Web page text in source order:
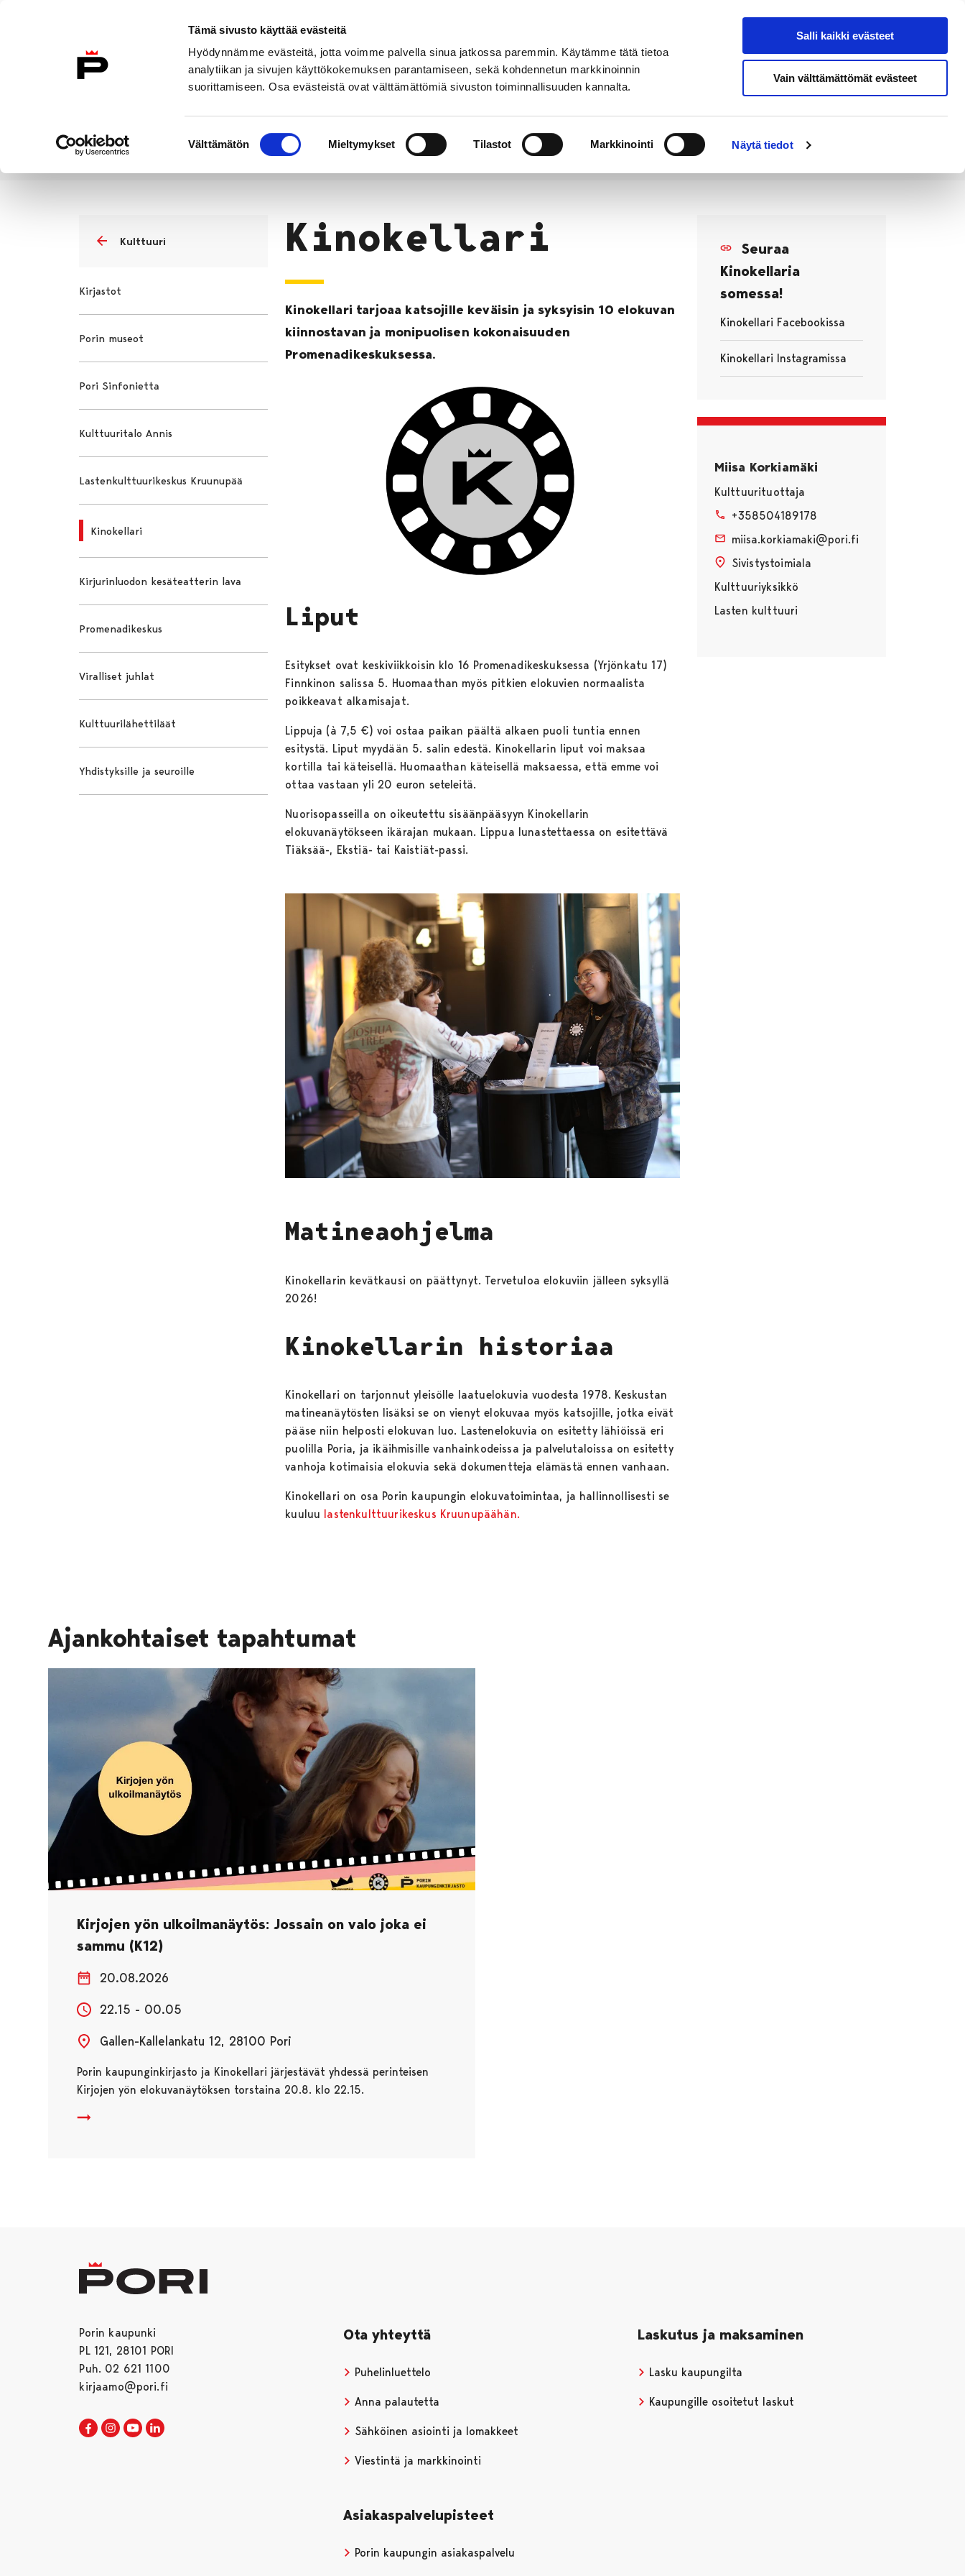
Tämä sivusto käyttää evästeitä
Hyödynnämme evästeitä, jotta voimme palvella sinua jatkossa paremmin. Käytämme tätä tietoa
analytiikan ja sivujen käyttökokemuksen parantamiseen, sekä kohdennetun markkinoinnin
suorittamiseen. Osa evästeistä ovat välttämättömiä sivuston toiminnallisuuden kannalta.
valinta
Välttämätön Mieltymykset Tilastot Markkinointi Näytä tiedot
Salli kaikki evästeet
Vain välttämättömät evästeet
Etusivulle
Hae sivustolta
Etusivu
Kulttuuri
Kirjastot
Porin museot
Pori Sinfonietta
Kulttuuritalo Annis
Lastenkulttuurikeskus Kruunupää
Kinokellari
Kirjurinluodon kesäteatterin lava
Promenadikeskus
Viralliset juhlat
Kulttuurilähettiläät
Yhdistyksille ja seuroille
Kinokellari
Kinokellari tarjoaa katsojille keväisin ja syksyisin 10 elokuvan
kiinnostavan ja monipuolisen kokonaisuuden
Promenadikeskuksessa.
Liput
Esitykset ovat keskiviikkoisin klo 16 Promenadikeskuksessa (Yrjönkatu 17)
Finnkinon salissa 5. Huomaathan myös pitkien elokuvien normaalista
poikkeavat alkamisajat.
Lippuja (à 7,5 €) voi ostaa paikan päältä alkaen puoli tuntia ennen
esitystä. Liput myydään 5. salin edestä. Kinokellarin liput voi maksaa
kortilla tai käteisellä. Huomaathan käteisellä maksaessa, että emme voi
ottaa vastaan yli 20 euron seteleitä.
Nuorisopasseilla on oikeutettu sisäänpääsyyn Kinokellarin
elokuvanäytökseen ikärajan mukaan. Lippua lunastettaessa on esitettävä
Tiäksää-, Ekstiä- tai Kaistiät-passi.
Matineaohjelma
Kinokellarin kevätkausi on päättynyt. Tervetuloa elokuviin jälleen syksyllä
2026!
Kinokellarin historiaa
Kinokellari on tarjonnut yleisölle laatuelokuvia vuodesta 1978. Keskustan
matineanäytösten lisäksi se on vienyt elokuvaa myös katsojille, jotka eivät
pääse niin helposti elokuvan luo. Lastenelokuvia on esitetty lähiöissä eri
puolilla Poria, ja ikäihmisille vanhainkodeissa ja palvelutaloissa on esitetty
vanhoja kotimaisia elokuvia sekä dokumentteja elämästä ennen vanhaan.
Kinokellari on osa Porin kaupungin elokuvatoimintaa, ja hallinnollisesti se
kuuluu lastenkulttuurikeskus Kruunupäähän.
Seuraa
Kinokellaria
somessa!
Kinokellari Facebookissa
Avautuu uudessa välilehdessä
Kinokellari Instagramissa
Avautuu uudessa välilehdessä
Miisa Korkiamäki
Kulttuurituottaja
+358504189178
miisa.korkiamaki@pori.fi
Sivistystoimiala
Kulttuuriyksikkö
Lasten kulttuuri
Ajankohtaiset tapahtumat
Kirjojen yön ulkoilmanäytös: Jossain on valo joka ei
sammu (K12)
20.08.2026
22.15 - 00.05
Gallen-Kallelankatu 12, 28100 Pori
Porin kaupunginkirjasto ja Kinokellari järjestävät yhdessä perinteisen
Kirjojen yön elokuvanäytöksen torstaina 20.8. klo 22.15.
Porin kaupunki
PL 121, 28101 PORI
Puh. 02 621 1100
kirjaamo@pori.fi
Porin kaupunki Facebookissa
Avautuu uudessa välilehdessä
Porin kaupunki Instagramissa
Avautuu uudessa välilehdessä
Porin kaupunki Youtubessa
Avautuu uudessa välilehdessä
Ota yhteyttä
Puhelinluettelo
Anna palautetta
Sähköinen asiointi ja lomakkeet
Viestintä ja markkinointi
Laskutus ja maksaminen
Lasku kaupungilta
Kaupungille osoitetut laskut
Asiakaspalvelupisteet
Porin kaupungin asiakaspalvelu